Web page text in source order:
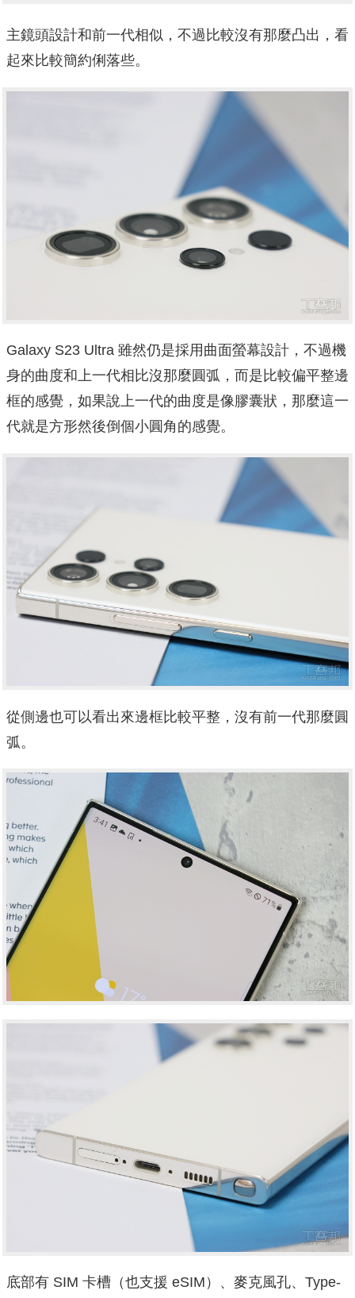
主鏡頭設計和前一代相似，不過比較沒有那麼凸出，看
起來比較簡約俐落些。
Galaxy S23 Ultra 雖然仍是採用曲面螢幕設計，不過機
身的曲度和上一代相比沒那麼圓弧，而是比較偏平整邊
框的感覺，如果說上一代的曲度是像膠囊狀，那麼這一
代就是方形然後倒個小圓角的感覺。
從側邊也可以看出來邊框比較平整，沒有前一代那麼圓
弧。
底部有 SIM 卡槽（也支援 eSIM）、麥克風孔、Type-